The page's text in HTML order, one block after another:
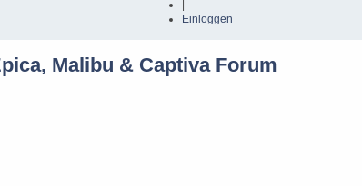
Einloggen